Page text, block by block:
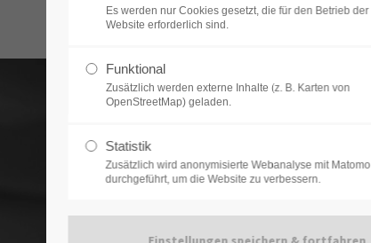
Es werden nur Cookies gesetzt, die für den Betrieb der
Website erforderlich sind.
Funktional
Zusätzlich werden externe Inhalte (z. B. Karten von
OpenStreetMap) geladen.
Statistik
Zusätzlich wird anonymisierte Webanalyse mit Matomo
durchgeführt, um die Website zu verbessern.